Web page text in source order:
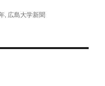
, 広島大学新聞